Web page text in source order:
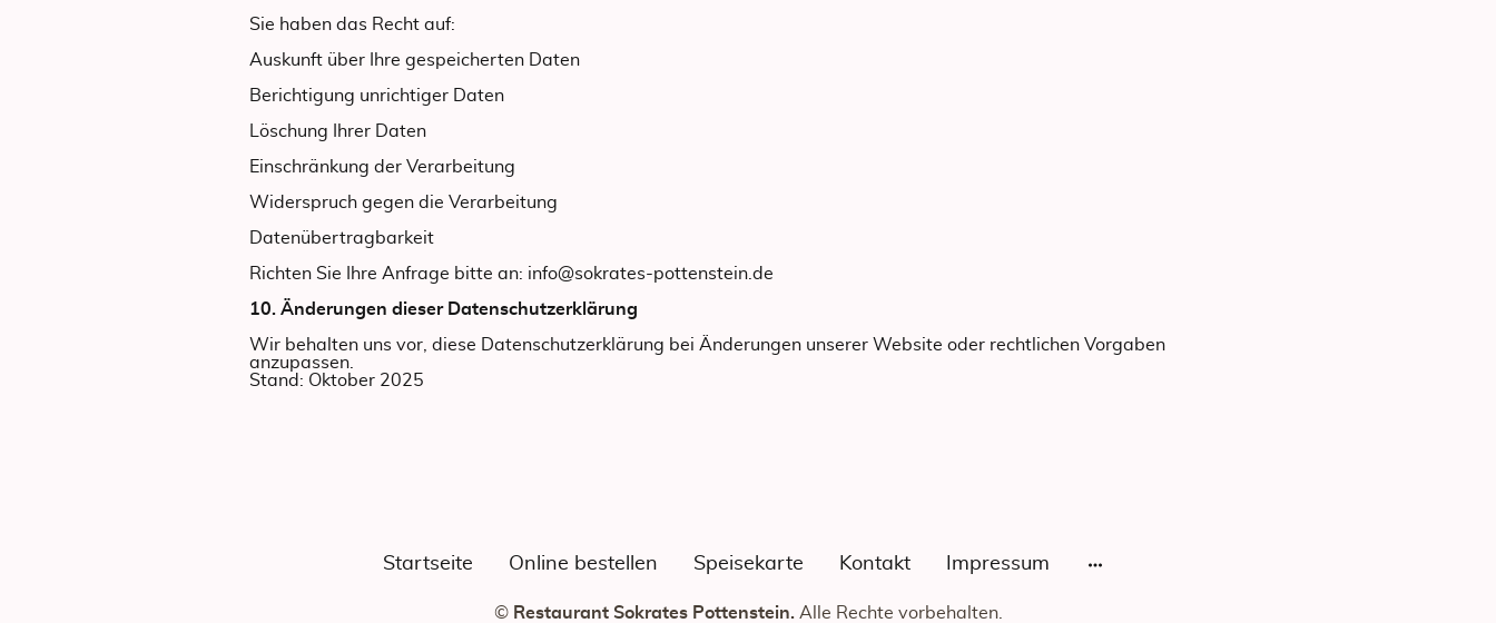
Sie haben das Recht auf:
Auskunft über Ihre gespeicherten Daten
Berichtigung unrichtiger Daten
Löschung Ihrer Daten
Einschränkung der Verarbeitung
Widerspruch gegen die Verarbeitung
Datenübertragbarkeit
Richten Sie Ihre Anfrage bitte an: info@sokrates-pottenstein.de
10. Änderungen dieser Datenschutzerklärung
Wir behalten uns vor, diese Datenschutzerklärung bei Änderungen unserer Website oder rechtlichen Vorgaben
anzupassen.
Stand: Oktober 2025
Startseite Online bestellen Speisekarte Kontakt Impressum
© Restaurant Sokrates Pottenstein.Alle Rechte vorbehalten.